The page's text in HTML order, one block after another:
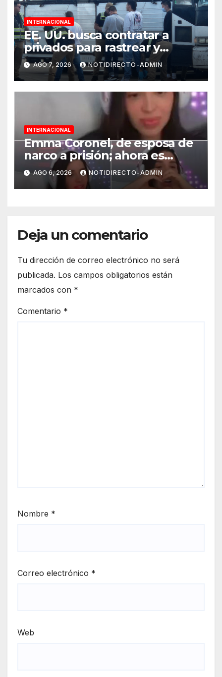
INTERNACIONAL
EE. UU. busca contratar a
privados para rastrear y
cobrar multas a migrantes
deportados en México y
Centroamérica
AGO 7, 2026 NOTIDIRECTO-ADMIN
INTERNACIONAL
Emma Coronel, de esposa de
narco a prisión; ahora es
tiktoker
AGO 6, 2026 NOTIDIRECTO-ADMIN
Deja un comentario
Tu dirección de correo electrónico no será
publicada. Los campos obligatorios están
marcados con *
Comentario *
Nombre *
Correo electrónico *
Web